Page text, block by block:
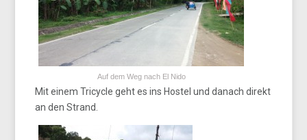
Auf dem Weg nach El Nido
Mit einem Tricycle geht es ins Hostel und danach direkt
an den Strand.